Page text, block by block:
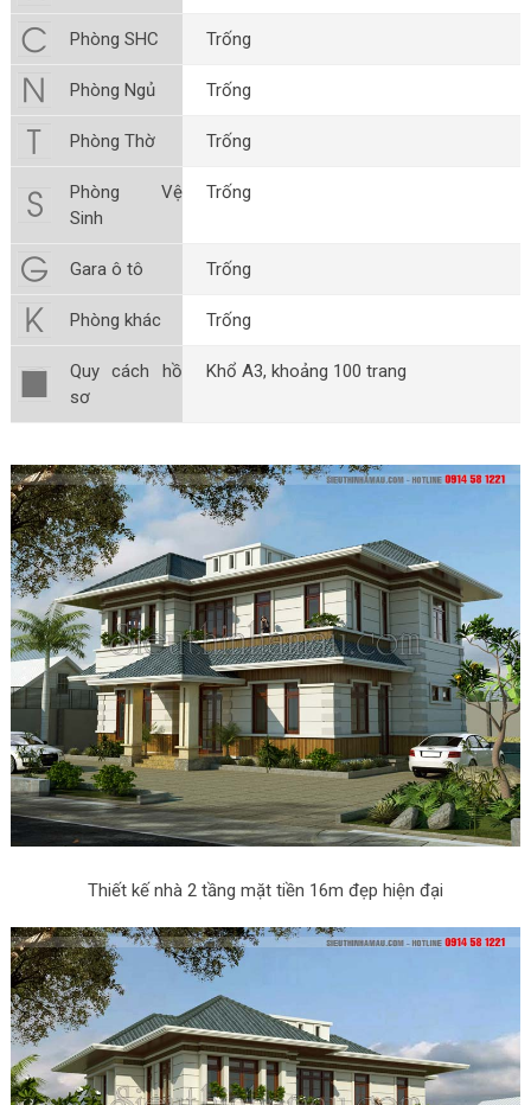
Phòng SHC Trống
Phòng Ngủ Trống
Phòng Thờ Trống
Phòng Vệ
Sinh
Trống
Gara ô tô Trống
Phòng khác Trống
Quy cách hồ
sơ
Khổ A3, khoảng 100 trang
Thiết kế nhà 2 tầng mặt tiền 16m đẹp hiện đại